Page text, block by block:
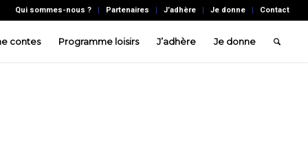
Qui sommes-nous ? Partenaires J’adhère Je donne Contact
contes Programme loisirs J’adhère Je donne